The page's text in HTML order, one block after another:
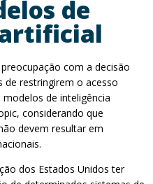
de
com a decisão
de restringirem o acesso
de inteligência
considerando que
devem resultar em
dos Estados Unidos ter